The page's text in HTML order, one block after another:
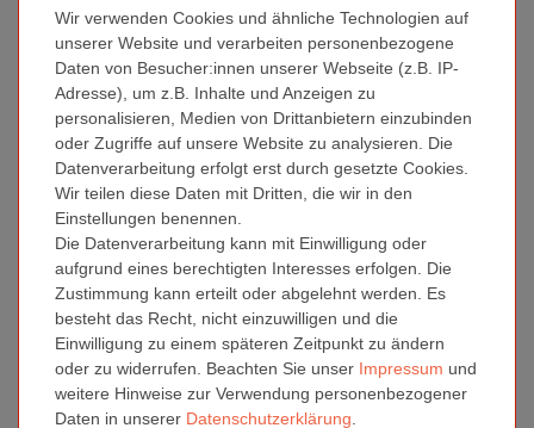
Oberfläche verleiht der Dose eine zeitlose Eleganz, die sich
hervorragend für verschiedenste Anlässe eignet, sei es für
Geburtstage, Jubiläen oder besondere Feierlichkeiten.
Die Gutscheindose überzeugt nicht nur durch ihr äußeres
Erscheinungsbild, sondern auch durch ihre raffinierte
Funktionalität. Durch das praktische Design wird das Verpacken
von Gutscheinen zum Kinderspiel. Legen Sie den Gutschein
einfach in die Dose, schließen Sie sie sicher und überreichen Sie
ein Geschenk, das bereits beim Anblick für Vorfreude sorgt.
Nutzen Sie diese Gutscheindose, um Ihre Gutscheinverpackung
auf das nächste Level zu heben. Die silberne Farbe strahlt
Exklusivität aus und verleiht Ihren Geschenken eine besondere
Note. Diese Gutscheindose eignet sich nicht nur als
Geschenkverpackung, sondern auch als ideale Möglichkeit, Ihre
Gutscheinverpackung kreativ und ansprechend zu gestalten.
Wir verwenden Cookies und ähnliche Technologien auf
unserer Website und verarbeiten personenbezogene
Daten von Besucher:innen unserer Webseite (z.B. IP-
Adresse), um z.B. Inhalte und Anzeigen zu
personalisieren, Medien von Drittanbietern einzubinden
oder Zugriffe auf unsere Website zu analysieren. Die
Datenverarbeitung erfolgt erst durch gesetzte Cookies.
Wir teilen diese Daten mit Dritten, die wir in den
Einstellungen benennen.
Die Datenverarbeitung kann mit Einwilligung oder
aufgrund eines berechtigten Interesses erfolgen. Die
Zustimmung kann erteilt oder abgelehnt werden. Es
besteht das Recht, nicht einzuwilligen und die
Einwilligung zu einem späteren Zeitpunkt zu ändern
oder zu widerrufen. Beachten Sie unser Impressum und
weitere Hinweise zur Verwendung personenbezogener
Daten in unserer Daten­schutz­erklärung